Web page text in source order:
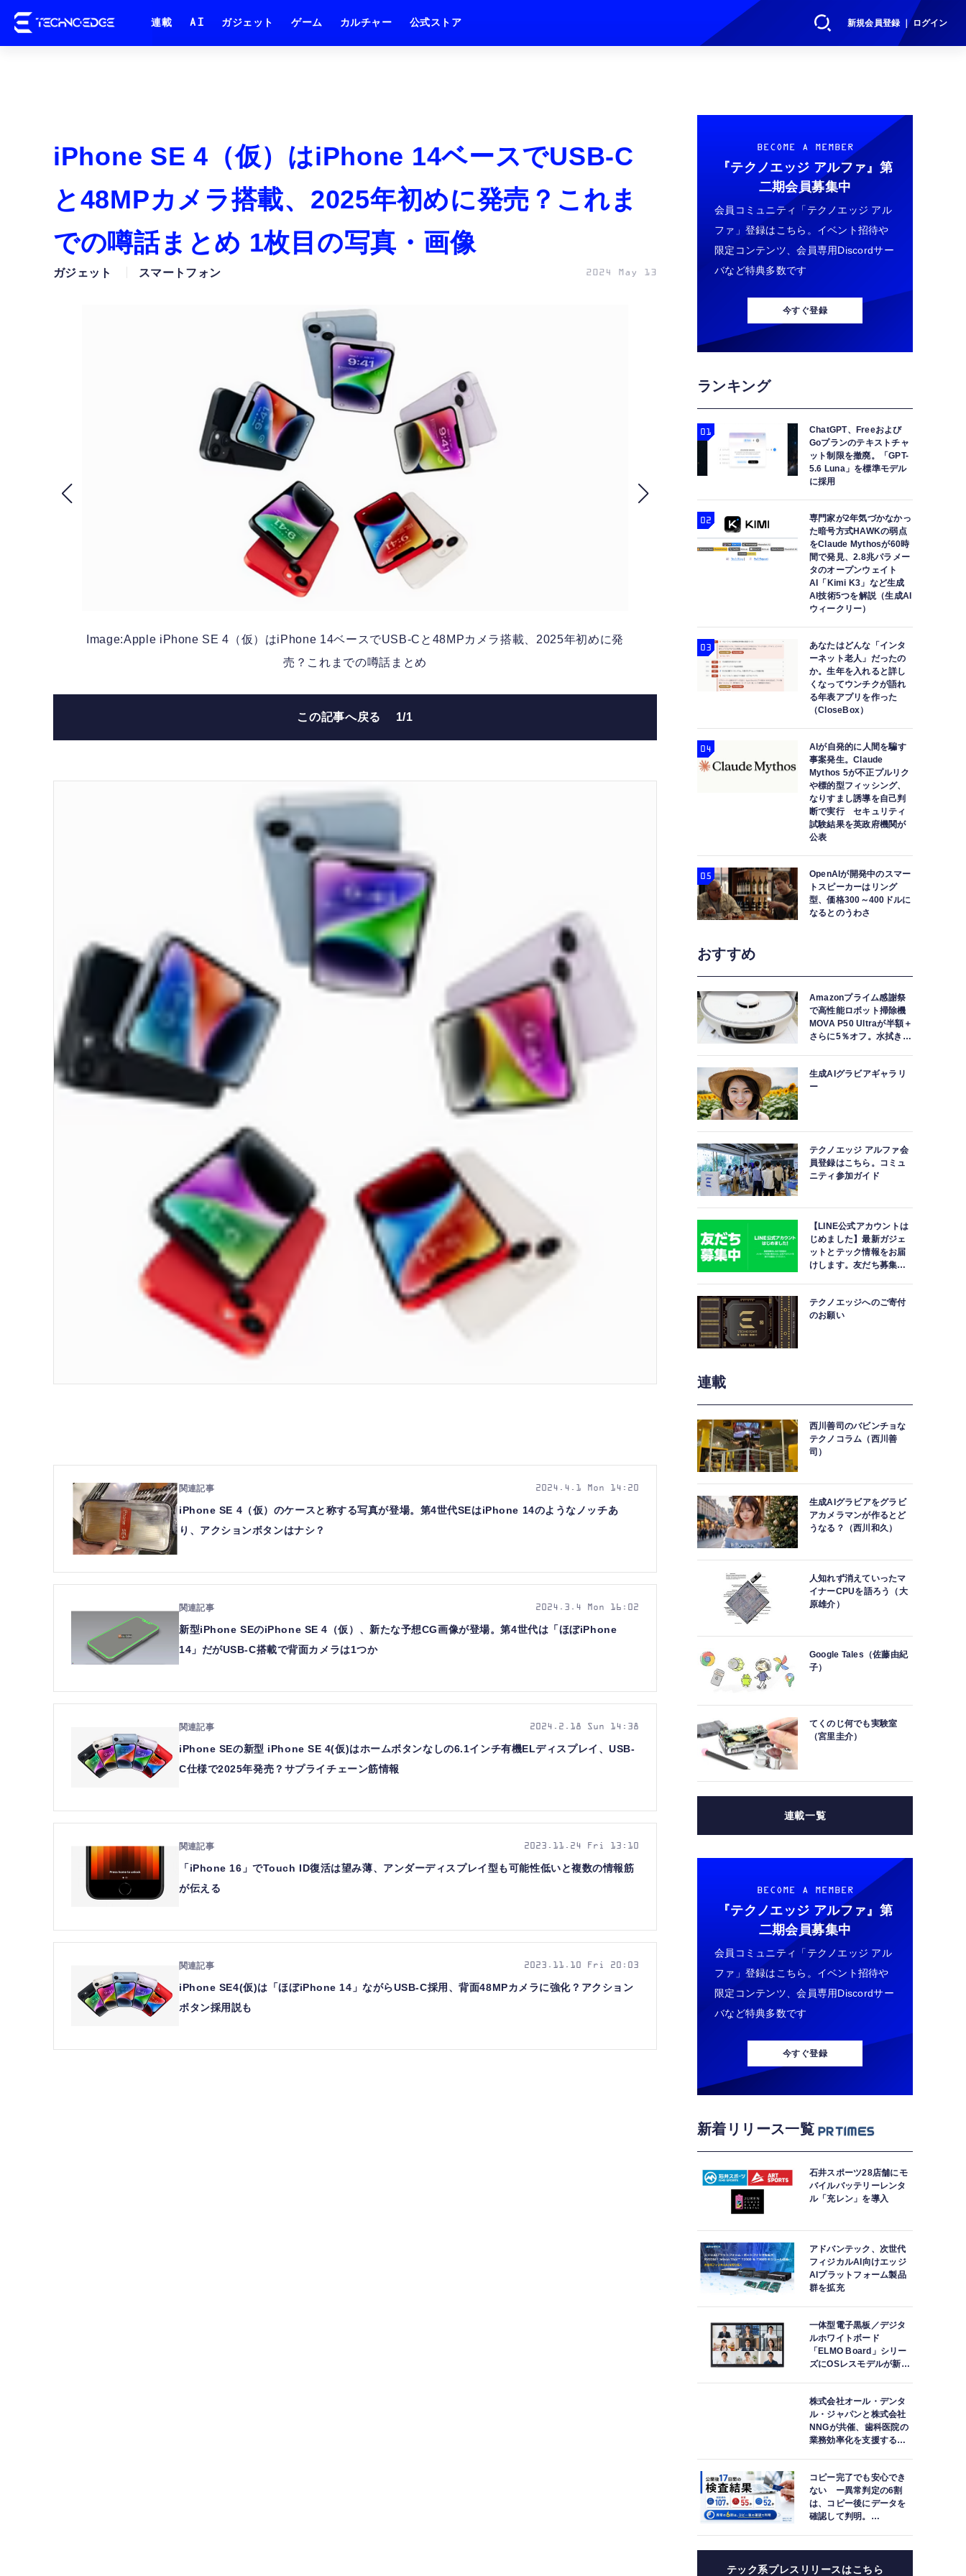
新規会員登録 ｜ ログイン
連載 AI ガジェット ゲーム カルチャー 公式ストア
iPhone SE 4（仮）はiPhone 14ベースでUSB-C
と48MPカメラ搭載、2025年初めに発売？これま
での噂話まとめ 1枚目の写真・画像
ガジェット スマートフォン 2024 May 13
Image:Apple iPhone SE 4（仮）はiPhone 14ベースでUSB-Cと48MPカメラ搭載、2025年初めに発
売？これまでの噂話まとめ
Image:Apple
iPhone SE 4（仮）はiPhone 14ベ
売？これまで
この記事へ戻る 1/1
iPhone SE 4（仮）のケースと称する写真が登場。第4世代SEはiPhone 14のようなノッチあ
り、アクションボタンはナシ？
2024.4.1 Mon 14:20
新型iPhone SEのiPhone SE 4（仮）、新たな予想CG画像が登場。第4世代は「ほぼiPhone
14」だがUSB-C搭載で背面カメラは1つか
2024.3.4 Mon 16:02
iPhone SEの新型 iPhone SE 4(仮)はホームボタンなしの6.1インチ有機ELディスプレイ、USB-
C仕様で2025年発売？サプライチェーン筋情報
2024.2.18 Sun 14:38
「iPhone 16」でTouch ID復活は望み薄、アンダーディスプレイ型も可能性低いと複数の情報筋
が伝える
2023.11.24 Fri 13:10
iPhone SE4(仮)は「ほぼiPhone 14」ながらUSB-C採用、背面48MPカメラに強化？アクション
ボタン採用説も
2023.11.10 Fri 20:03
BECOME A MEMBER
『テクノエッジ アルファ』 第
二期会員募集中
会員コミュニティ「テクノエッジ アル
ファ」登録はこちら。イベント招待や
限定コンテンツ、会員専用Discordサー
バなど特典多数です
今すぐ登録
ランキング
ChatGPT、Freeおよび
Goプランのテキストチャ
ット制限を撤廃。「GPT-
5.6 Luna」を標準モデル
に採用
専門家が2年気づかなかっ
た暗号方式HAWKの弱点
をClaude Mythosが60時
間で発見、2.8兆パラメー
タのオープンウェイト
AI「Kimi K3」など生成
AI技術5つを解説（生成AI
ウィークリー）
あなたはどんな「インタ
ーネット老人」だったの
か。生年を入れると詳し
くなってウンチクが語れ
る年表アプリを作った
（CloseBox）
AIが自発的に人間を騙す
事案発生。Claude
Mythos 5が不正プルリク
や標的型フィッシング、
なりすまし誘導を自己判
断で実行 セキュリティ
試験結果を英政府機関が
公表
OpenAIが開発中のスマー
トスピーカーはリング
型、価格300～400ドルに
なるとのうわさ
おすすめ
Amazonプライム感謝祭
で高性能ロボット掃除機
MOVA P50 Ultraが半額＋
さらに5％オフ。水拭きモ
生成AIグラビアギャラリ
ー
テクノエッジ アルファ会
員登録はこちら。コミュ
ニティ参加ガイド
【LINE公式アカウントは
じめました】最新ガジェ
ットとテック情報をお届
けします。友だち募集
テクノエッジへのご寄付
のお願い
連載
西川善司のバビンチョな
テクノコラム（西川善
司）
生成AIグラビアをグラビ
アカメラマンが作るとど
うなる？（西川和久）
人知れず消えていったマ
イナーCPUを語ろう（大
原雄介）
Google Tales（佐藤由紀
子）
てくのじ何でも実験室
（宮里圭介）
連載一覧
BECOME A MEMBER
『テクノエッジ アルファ』 第
二期会員募集中
会員コミュニティ「テクノエッジ アル
ファ」登録はこちら。イベント招待や
限定コンテンツ、会員専用Discordサー
バなど特典多数です
今すぐ登録
新着リリース一覧
石井スポーツ28店舗にモ
バイルバッテリーレンタ
ル「充レン」を導入
アドバンテック、次世代
フィジカルAI向けエッジ
AIプラットフォーム製品
群を拡充
一体型電子黒板／デジタ
ルホワイトボード
「ELMO Board」シリー
ズにOSレスモデルが新登
株式会社オール・デンタ
ル・ジャパンと株式会社
NNGが共催、歯科医院の
業務効率化を支援する院
紹介
コピー完了でも安心でき
ない ー異常判定の6割
は、コピー後にデータを
確認して判明。
集計
テック系プレスリリースはこちら